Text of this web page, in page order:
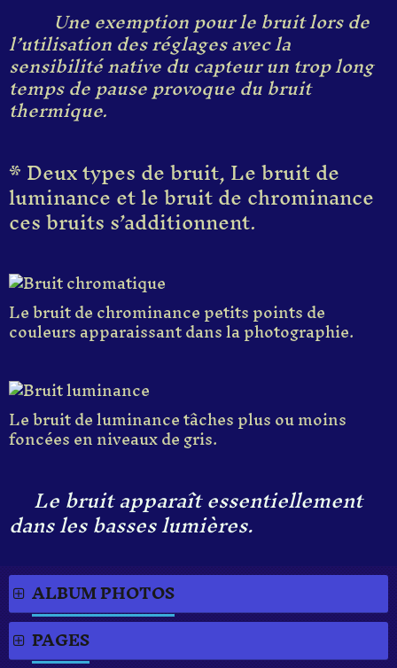
Une exemption pour le bruit lors de
l’utilisation des réglages avec la
sensibilité native du capteur un trop long
temps de pause provoque du bruit
thermique.
* Deux types de bruit, Le bruit de
luminance et le bruit de chrominance
ces bruits s’additionnent.
Le bruit de chrominance petits points de
couleurs apparaissant dans la photographie.
Le bruit de luminance tâches plus ou moins
foncées en niveaux de gris.
Le bruit apparaît essentiellement
dans les basses lumières.
ALBUM PHOTOS
PAGES